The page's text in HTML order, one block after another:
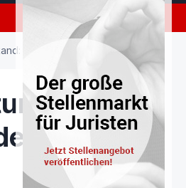
09.08.2026 (Gesetz)